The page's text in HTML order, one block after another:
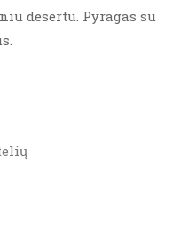
desertu. Pyragas su